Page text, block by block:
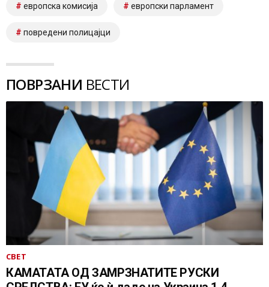
европска комисија европски парламент
повредени полицајци
ПОВРЗАНИ ВЕСТИ
СВЕТ
КАМАТАТА ОД ЗАМРЗНАТИТЕ РУСКИ